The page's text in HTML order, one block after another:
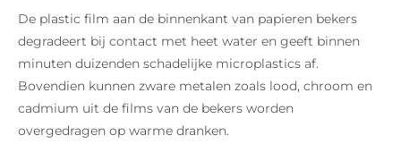
De plastic film aan de binnenkant van papieren bekers
degradeert bij contact met heet water en geeft binnen
minuten duizenden schadelijke microplastics af.
Bovendien kunnen zware metalen zoals lood, chroom en
cadmium uit de films van de bekers worden
overgedragen op warme dranken.